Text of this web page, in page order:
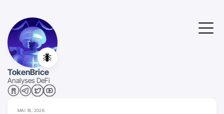
🐜
TokenBrice
Analyses DeFi
MAI 18, 2026